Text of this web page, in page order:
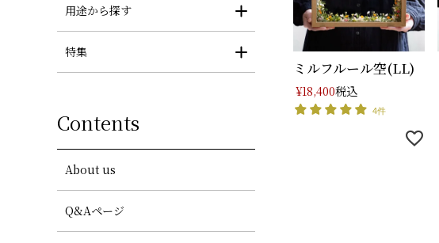
用途から探す
特集
Contents
About us
Q&Aページ
ミルフルール空(LL)
¥18,400税込
4件